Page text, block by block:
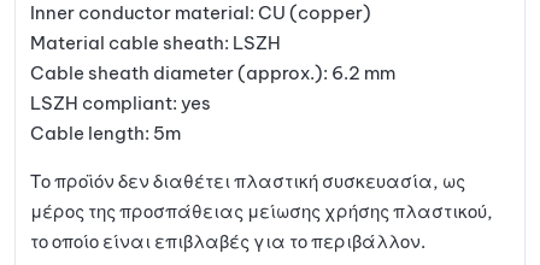
Inner conductor material: CU (copper)
Material cable sheath: LSZH
Cable sheath diameter (approx.): 6.2 mm
LSZH compliant: yes
Cable length: 5m
Το προϊόν δεν διαθέτει πλαστική συσκευασία, ως
μέρος της προσπάθειας μείωσης χρήσης πλαστικού,
το οποίο είναι επιβλαβές για το περιβάλλον.